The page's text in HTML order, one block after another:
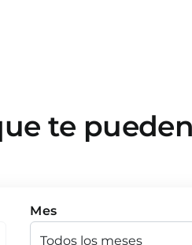
te
Mes